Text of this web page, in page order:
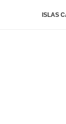
ISLAS